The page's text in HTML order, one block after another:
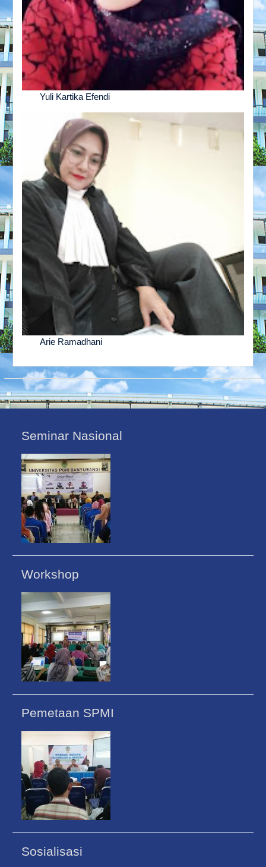
Yuli Kartika Efendi
Arie Ramadhani
Seminar Nasional
Workshop
Pemetaan SPMI
Sosialisasi